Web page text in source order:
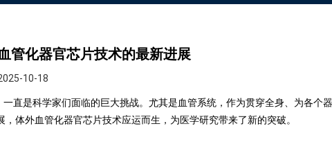
管化器官芯片技术的最新进展
10-18
直是科学家们面临的巨大挑战。尤其是血管系统，作为贯穿全身、为各个
体外血管化器官芯片技术应运而生，为医学研究带来了新的突破。